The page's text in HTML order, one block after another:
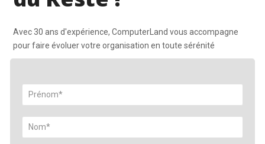
Avec 30 ans d'expérience, ComputerLand vous accompagne
pour faire évoluer votre organisation en toute sérénité